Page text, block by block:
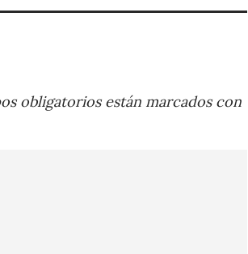
obligatorios están marcados con